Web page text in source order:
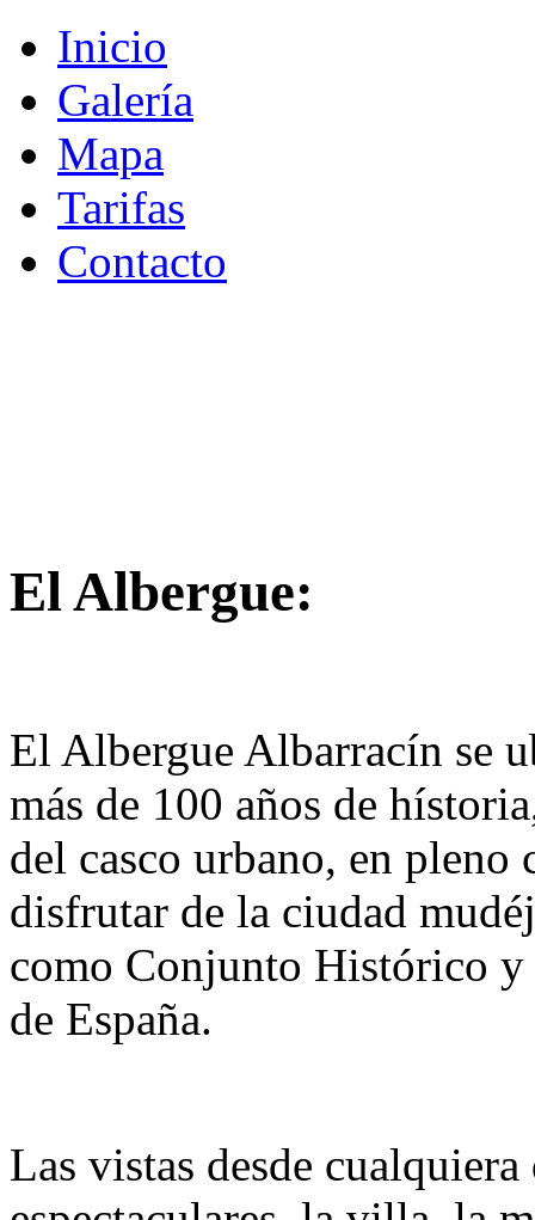
Inicio
Galería
Mapa
Tarifas
Contacto
El Albergue:
El Albergue Albarracín se
más de 100 años de
del casco urbano, en
disfrutar de la ciudad
como Conjunto Histórico y
de España.
Las vistas desde cualquiera